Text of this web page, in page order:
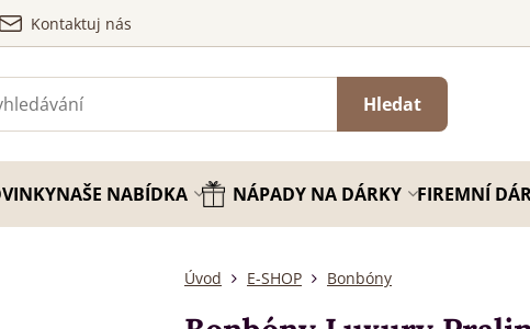
Kontaktuj nás
Hledat
NAŠE NABÍDKA NÁPADY NA DÁRKY FIREMNÍ
Úvod E-SHOP Bonbóny